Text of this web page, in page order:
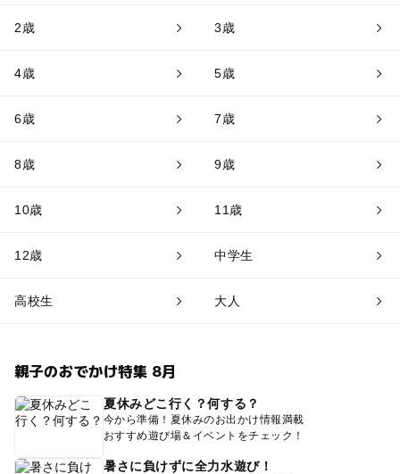
2歳 3歳
4歳 5歳
6歳 7歳
8歳 9歳
10歳 11歳
12歳 中学生
高校生 大人
親子のおでかけ特集 8月
夏休みどこ行く？何する？
今から準備！夏休みのお出かけ情報満載
おすすめ遊び場＆イベントをチェック！
暑さに負けずに全力水遊び！